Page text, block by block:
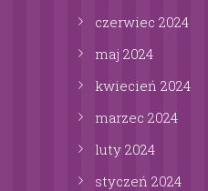
czerwiec 2024
maj 2024
kwiecień 2024
marzec 2024
luty 2024
styczeń 2024